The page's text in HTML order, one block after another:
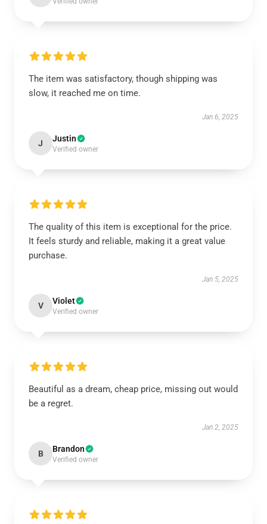
The item was satisfactory, though shipping was
slow, it reached me on time.
Jan 6, 2025
J Justin
Verified owner
The quality of this item is exceptional for the price.
It feels sturdy and reliable, making it a great value
purchase.
Jan 5, 2025
V Violet
Verified owner
Beautiful as a dream, cheap price, missing out would
be a regret.
Jan 2, 2025
B Brandon
Verified owner